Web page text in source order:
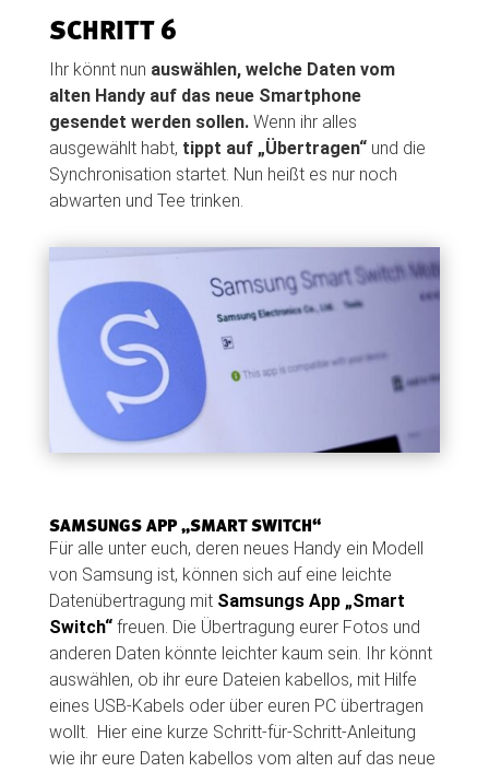
SCHRITT 6
Ihr könnt nun auswählen, welche Daten vom
alten Handy auf das neue Smartphone
gesendet werden sollen.Wenn ihr alles
ausgewählt habt, tippt auf „Übertragen“und die
Synchronisation startet. Nun heißt es nur noch
abwarten und Tee trinken.
SAMSUNGS APP „SMART SWITCH“
Für alle unter euch, deren neues Handy ein Modell
von Samsung ist, können sich auf eine leichte
Datenübertragung mit Samsungs App „Smart
Switch“freuen. Die Übertragung eurer Fotos und
anderen Daten könnte leichter kaum sein. Ihr könnt
auswählen, ob ihr eure Dateien kabellos, mit Hilfe
eines USB-Kabels oder über euren PC übertragen
wollt. Hier eine kurze Schritt-für-Schritt-Anleitung
wie ihr eure Daten kabellos vom alten auf das neue